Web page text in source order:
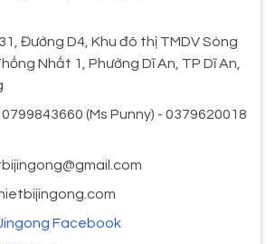
Đường D4, Khu đô thị TMDV Sóng
Nhất 1, Phường Dĩ An, TP Dĩ An,
0799843660 (Ms Punny) - 0379620018
Facebook